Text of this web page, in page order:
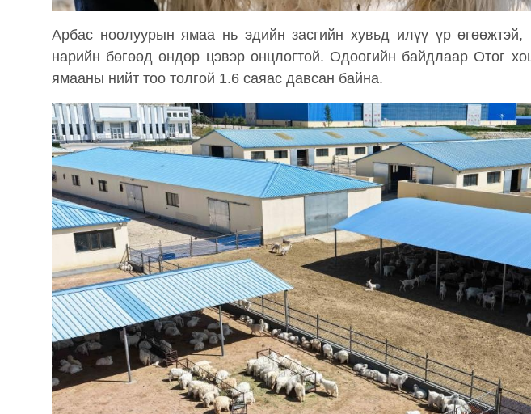
Арбас ноолуурын ямаа нь эдийн засгийн хувьд илүү үр өгөөжтэй,
нарийн бөгөөд өндөр цэвэр онцлогтой. Одоогийн байдлаар Отог
ямааны нийт тоо толгой 1.6 саяас давсан байна.